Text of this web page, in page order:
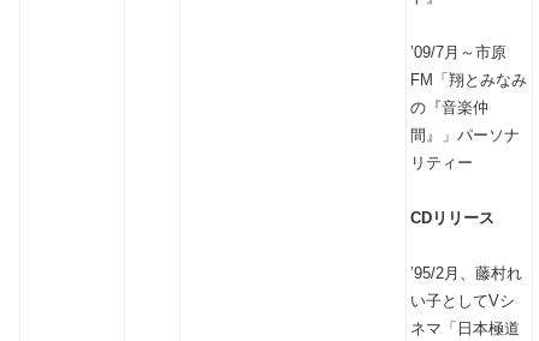
’09/7月～市原
FM「翔とみなみ
の『音楽仲
間』」パーソナ
リティー
CDリリース
’95/2月、藤村れ
い子としてVシ
ネマ「日本極道